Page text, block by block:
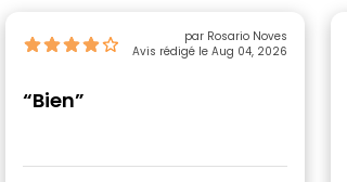
par Rosario Noves
Avis rédigé le Aug 04, 2026
“Bien”